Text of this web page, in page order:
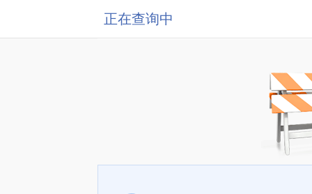
正在查询中